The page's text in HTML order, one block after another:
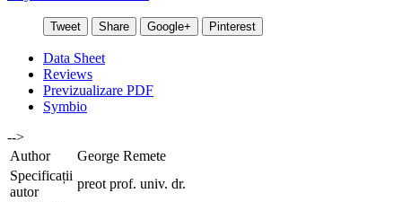
Tweet Share Google+ Pinterest
Data Sheet
Reviews
Previzualizare PDF
Symbio
-->
Author
George Remete
Specificații
autor
preot prof. univ. dr.